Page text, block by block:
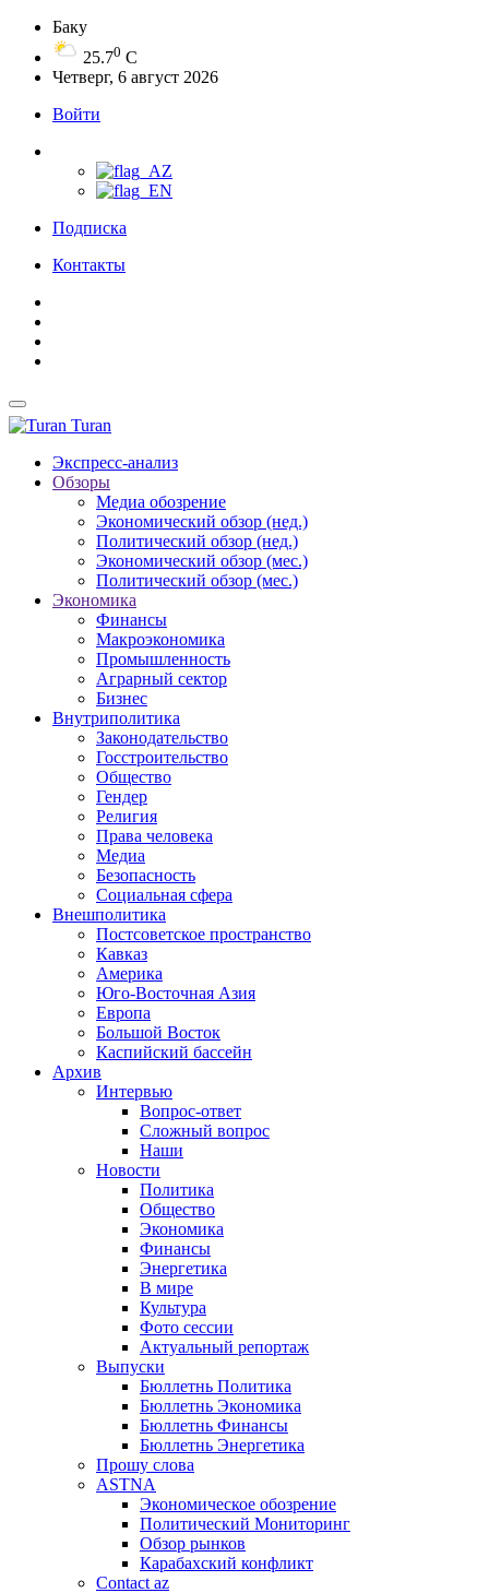
Баку
25.70 C
Четверг, 6 август 2026
Войти
Подписка
Контакты
Turan
Экспресс-анализ
Обзоры
Медиа обозрение
Экономический обзор (нед.)
Политический обзор (нед.)
Экономический обзор (мес.)
Политический обзор (мес.)
Экономика
Финансы
Макроэкономика
Промышленность
Аграрный сектор
Бизнес
Внутриполитика
Законодательство
Госстроительство
Общество
Гендер
Религия
Права человека
Медиа
Безопасность
Социальная сфера
Внешполитика
Постсоветское пространство
Кавказ
Америка
Юго-Восточная Азия
Европа
Большой Восток
Каспийский бассейн
Архив
Интервью
Вопрос-ответ
Сложный вопрос
Наши
Новости
Политика
Общество
Экономика
Финансы
Энергетика
В мире
Культура
Фото сессии
Актуальный репортаж
Выпуски
Бюллетнь Политика
Бюллетнь Экономика
Бюллетнь Финансы
Бюллетнь Энергетика
Прошу слова
ASTNA
Экономическое обозрение
Политический Мониторинг
Обзор рынков
Карабахский конфликт
Contact az